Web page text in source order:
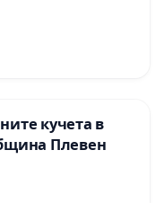
кучета в
Плевен